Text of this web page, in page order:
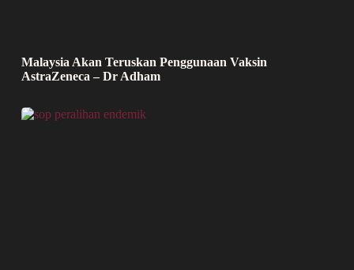
Malaysia Akan Teruskan Penggunaan Vaksin
AstraZeneca – Dr Adham